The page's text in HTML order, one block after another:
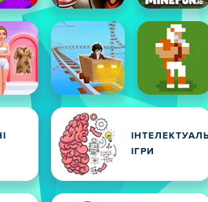
ІГРИ